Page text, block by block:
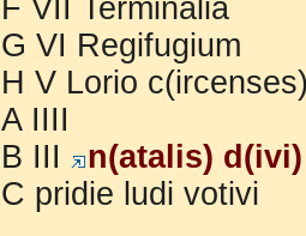
F VII Terminalia
G VI Regifugium
H V Lorio
A IIII
B III
n(atalis)
C pridie ludi votivi